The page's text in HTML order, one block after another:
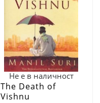
Не е в наличност
The Death of
Vishnu